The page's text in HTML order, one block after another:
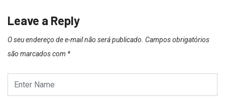
Leave a Reply
O seu endereço de e-mail não será publicado. Campos obrigatórios
são marcados com *